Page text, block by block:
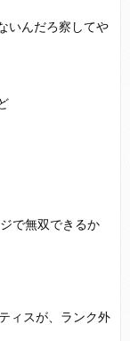
いんだろ察してや
で無双できるか
ィスが、ランク外